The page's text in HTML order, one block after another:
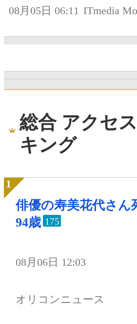
08月05日 06:11 ITmedia
総合 アクセ
キング
俳優の寿美花代さん
94歳 175
08月06日 12:03
オリコンニュース